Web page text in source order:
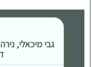
גבי מיכאלי,